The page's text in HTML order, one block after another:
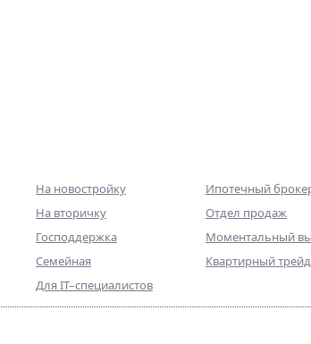
На новостройку
На вторичку
Господдержка
Семейная
Для IT–специалистов
Ипотечный
Отдел продаж
Моментальный
Квартирный